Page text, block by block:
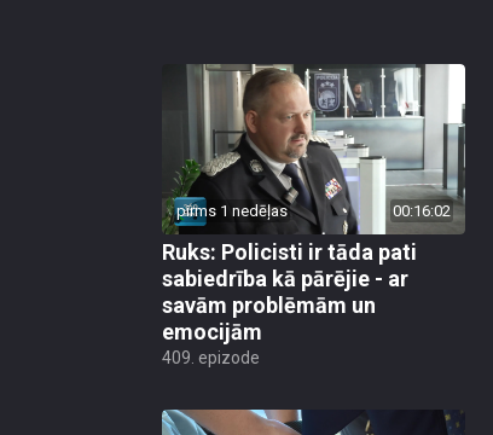
pirms 1 nedēļas 00:16:02
Ruks: Policisti ir tāda pati
sabiedrība kā pārējie - ar
savām problēmām un
emocijām
409. epizode